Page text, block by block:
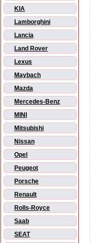
KIA
Lamborghini
Lancia
Land Rover
Lexus
Maybach
Mazda
Mercedes-Benz
MINI
Mitsubishi
Nissan
Opel
Peugeot
Porsche
Renault
Rolls-Royce
Saab
SEAT